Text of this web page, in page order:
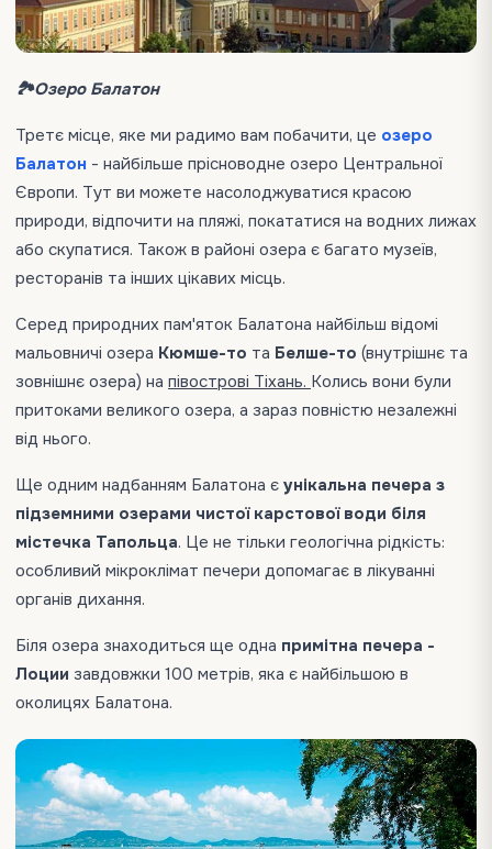
🏞️Озеро Балатон
Третє місце, яке ми радимо вам побачити, це озеро
Балатон - найбільше прісноводне озеро Центральної
Європи. Тут ви можете насолоджуватися красою
природи, відпочити на пляжі, покататися на водних лижах
або скупатися. Також в районі озера є багато музеїв,
ресторанів та інших цікавих місць.
Серед природних пам'яток Балатона найбільш відомі
мальовничі озера Кюмше-то та Белше-то (внутрішнє та
зовнішнє озера) на півострові Тіхань. Колись вони були
притоками великого озера, а зараз повністю незалежні
від нього.
Ще одним надбанням Балатона є унікальна печера з
підземними озерами чистої карстової води біля
містечка Тапольца. Це не тільки геологічна рідкість:
особливий мікроклімат печери допомагає в лікуванні
органів дихання.
Біля озера знаходиться ще одна примітна печера -
Лоции завдовжки 100 метрів, яка є найбільшою в
околицях Балатона.